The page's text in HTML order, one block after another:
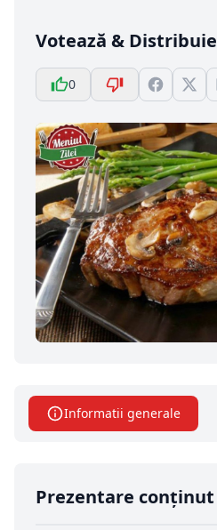
Votează & Distribuie
0
Informatii generale
Prezentare conținut